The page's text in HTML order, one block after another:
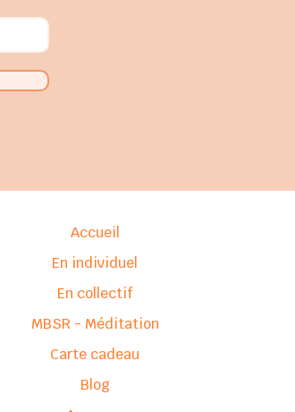
Accueil
En individuel
En collectif
MBSR - Méditation
Carte cadeau
Blog